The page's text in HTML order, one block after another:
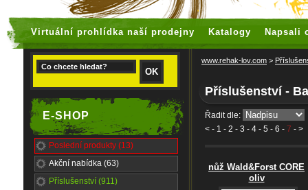
Virtuální prohlídka naší prodejny Katalogy Napsali
E-SHOP
Poslední produkty (13)
Akční nabídka (63)
Příslušenství (911)
www.rehak-lov.com >
Příslušenství -
Řadit dle:
< - 1 - 2 - 3 - 4 - 5 - 6 - 7 - >
nůž Wald&Forst CORE
oliv